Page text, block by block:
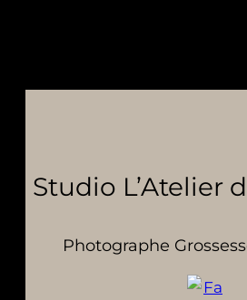
Studio L’Atelier
Photographe